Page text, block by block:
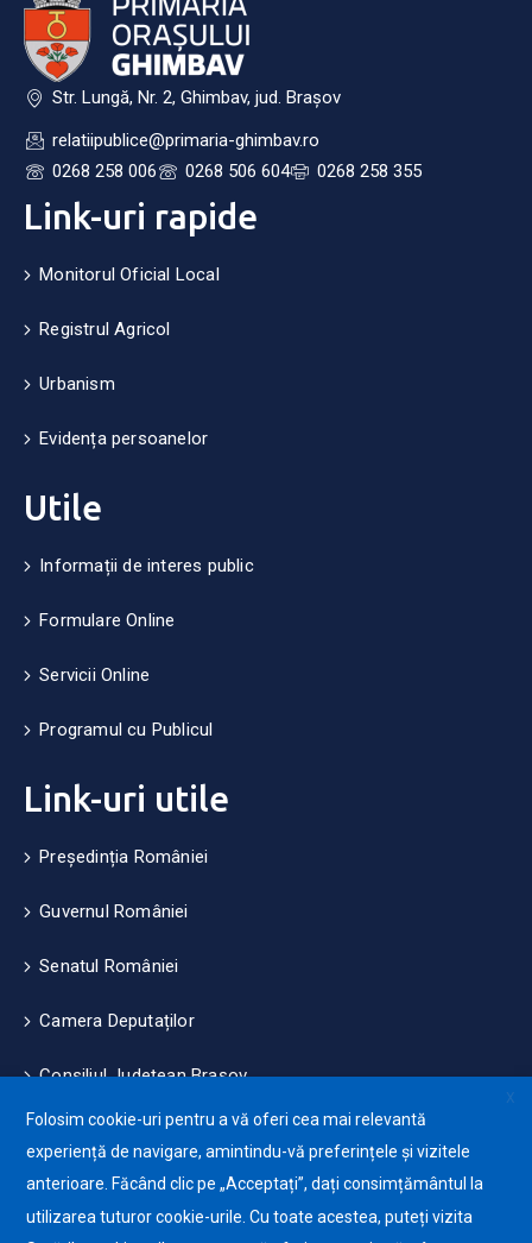
Str. Lungă, Nr. 2, Ghimbav, jud. Brașov
relatiipublice@primaria-ghimbav.ro
0268 258 006
0268 506 604 0268 258 355
Link-uri rapide
Monitorul Oficial Local
Registrul Agricol
Urbanism
Evidența persoanelor
Utile
Informații de interes public
Formulare Online
Servicii Online
Programul cu Publicul
Link-uri utile
Președinția României
Guvernul României
Senatul României
Camera Deputaților
Consiliul Județean Brașov
Măsuri de mediu și climă
Protecția datelor cu caracter personale (GDPR)
Politica de utilizare a Cookie-urilor
X
Folosim cookie-uri pentru a vă oferi cea mai relevantă
experiență de navigare, amintindu-vă preferințele și vizitele
anterioare. Făcând clic pe „Acceptați”, dați consimțământul la
utilizarea tuturor cookie-urile. Cu toate acestea, puteți vizita